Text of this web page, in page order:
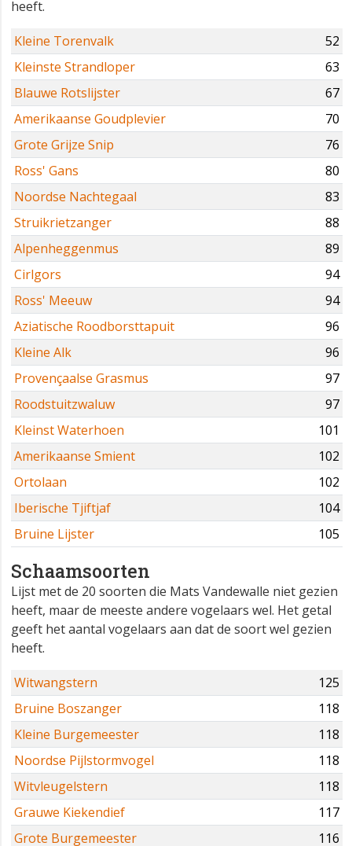
heeft.
Kleine Torenvalk
52
Kleinste Strandloper
63
Blauwe Rotslijster
67
Amerikaanse Goudplevier
70
Grote Grijze Snip
76
Ross' Gans
80
Noordse Nachtegaal
83
Struikrietzanger
88
Alpenheggenmus
89
Cirlgors
94
Ross' Meeuw
94
Aziatische Roodborsttapuit
96
Kleine Alk
96
Provençaalse Grasmus
97
Roodstuitzwaluw
97
Kleinst Waterhoen
101
Amerikaanse Smient
102
Ortolaan
102
Iberische Tjiftjaf
104
Bruine Lijster
105
Schaamsoorten
Lijst met de 20 soorten die Mats Vandewalle niet gezien
heeft, maar de meeste andere vogelaars wel. Het getal
geeft het aantal vogelaars aan dat de soort wel gezien
heeft.
Witwangstern
125
Bruine Boszanger
118
Kleine Burgemeester
118
Noordse Pijlstormvogel
118
Witvleugelstern
118
Grauwe Kiekendief
117
Grote Burgemeester
116